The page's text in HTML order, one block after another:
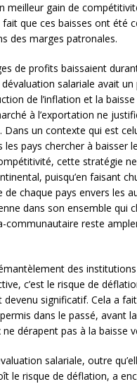
meilleur gain de
que ces baisses ont été
des marges patronales.
de profits baissaient
salariale avait un
de l’inflation et la
à l’exportation ne
Dans un contexte qui est
pays chercher à baisser
cette stratégie
puisqu’en faisant
chaque pays envers les
dans son ensemble qui
communautaire reste
des
c’est le risque de
devenu significatif. Cela a
dans le passé, avant
dérapent pas à la baisse
salariale, outre
le risque de déflation, a